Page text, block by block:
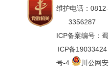
维护电话：0812-
3356287
ICP备案编号：蜀
ICP备19033424
号-4
川公网安